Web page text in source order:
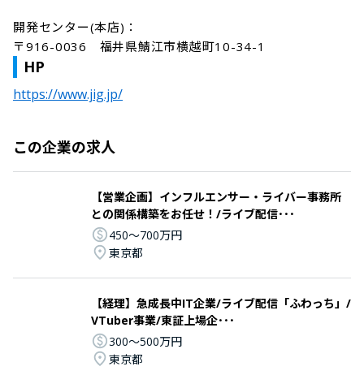
開発センター(本店)：
〒916-0036　福井県鯖江市横越町10-34-1
HP
https://www.jig.jp/
この企業の求人
【営業企画】インフルエンサー・ライバー事務所
との関係構築をお任せ！/ライブ配信･･･
450〜700万円
東京都
【経理】急成長中IT企業/ライブ配信「ふわっち」/
VTuber事業/東証上場企･･･
300〜500万円
東京都